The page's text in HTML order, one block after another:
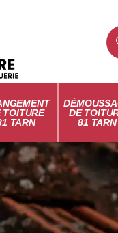
TOITURE
TARN
DE
81 TARN